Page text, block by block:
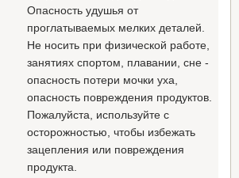
Опасность удушья от
проглатываемых мелких деталей.
Не носить при физической работе,
занятиях спортом, плавании, сне -
опасность потери мочки уха,
опасность повреждения продуктов.
Пожалуйста, используйте с
осторожностью, чтобы избежать
зацепления или повреждения
продукта.